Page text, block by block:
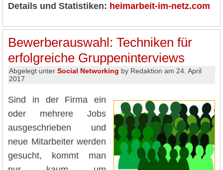
Details und Statistiken: heimarbeit-im-netz.com
Bewerberauswahl: Techniken für
erfolgreiche Gruppeninterviews
Abgelegt unter Social Networking by Redaktion am 24. April
2017
Sind in der Firma ein
oder mehrere Jobs
ausgeschrieben und
neue Mitarbeiter werden
gesucht, kommt man